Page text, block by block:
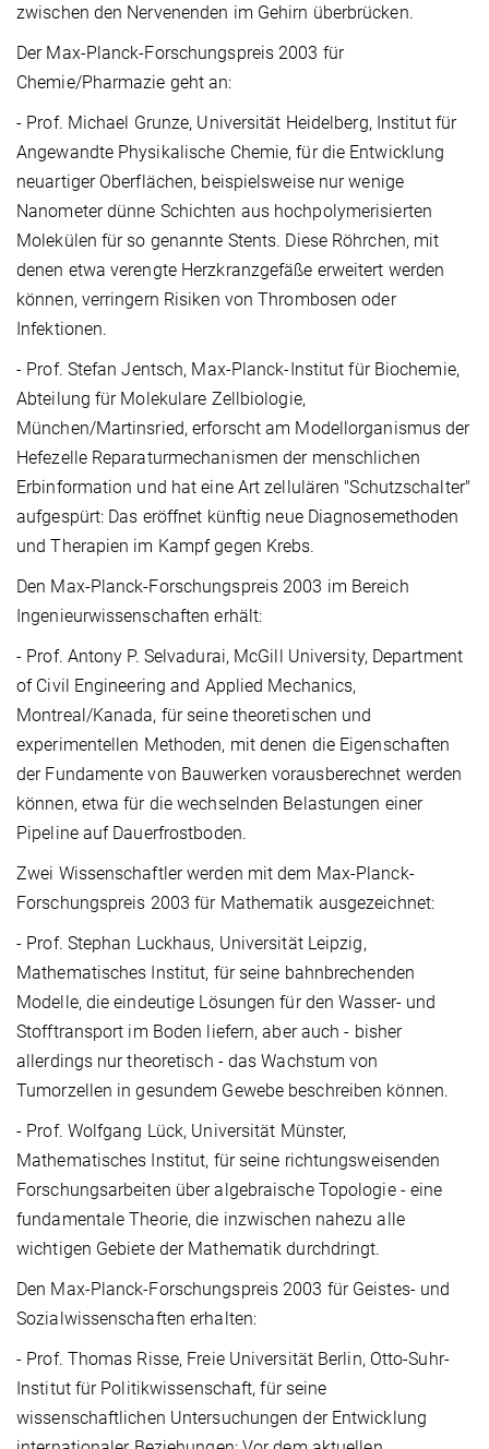
zwischen den Nervenenden im Gehirn überbrücken.
Der Max-Planck-Forschungspreis 2003 für
Chemie/Pharmazie geht an:
- Prof. Michael Grunze, Universität Heidelberg, Institut für
Angewandte Physikalische Chemie, für die Entwicklung
neuartiger Oberflächen, beispielsweise nur wenige
Nanometer dünne Schichten aus hochpolymerisierten
Molekülen für so genannte Stents. Diese Röhrchen, mit
denen etwa verengte Herzkranzgefäße erweitert werden
können, verringern Risiken von Thrombosen oder
Infektionen.
- Prof. Stefan Jentsch, Max-Planck-Institut für Biochemie,
Abteilung für Molekulare Zellbiologie,
München/Martinsried, erforscht am Modellorganismus der
Hefezelle Reparaturmechanismen der menschlichen
Erbinformation und hat eine Art zellulären "Schutzschalter"
aufgespürt: Das eröffnet künftig neue Diagnosemethoden
und Therapien im Kampf gegen Krebs.
Den Max-Planck-Forschungspreis 2003 im Bereich
Ingenieurwissenschaften erhält:
- Prof. Antony P. Selvadurai, McGill University, Department
of Civil Engineering and Applied Mechanics,
Montreal/Kanada, für seine theoretischen und
experimentellen Methoden, mit denen die Eigenschaften
der Fundamente von Bauwerken vorausberechnet werden
können, etwa für die wechselnden Belastungen einer
Pipeline auf Dauerfrostboden.
Zwei Wissenschaftler werden mit dem Max-Planck-
Forschungspreis 2003 für Mathematik ausgezeichnet:
- Prof. Stephan Luckhaus, Universität Leipzig,
Mathematisches Institut, für seine bahnbrechenden
Modelle, die eindeutige Lösungen für den Wasser- und
Stofftransport im Boden liefern, aber auch - bisher
allerdings nur theoretisch - das Wachstum von
Tumorzellen in gesundem Gewebe beschreiben können.
- Prof. Wolfgang Lück, Universität Münster,
Mathematisches Institut, für seine richtungsweisenden
Forschungsarbeiten über algebraische Topologie - eine
fundamentale Theorie, die inzwischen nahezu alle
wichtigen Gebiete der Mathematik durchdringt.
Den Max-Planck-Forschungspreis 2003 für Geistes- und
Sozialwissenschaften erhalten:
- Prof. Thomas Risse, Freie Universität Berlin, Otto-Suhr-
Institut für Politikwissenschaft, für seine
wissenschaftlichen Untersuchungen der Entwicklung